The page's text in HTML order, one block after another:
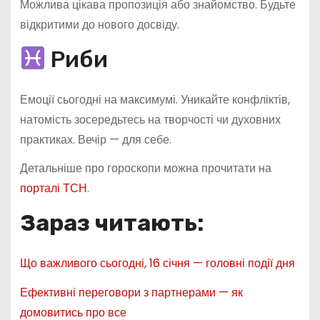
Можлива цікава пропозиція або знайомство. Будьте
відкритими до нового досвіду.
Риби
Емоції сьогодні на максимумі. Уникайте конфліктів,
натомість зосередьтесь на творчості чи духовних
практиках. Вечір — для себе.
Детальніше про гороскопи можна прочитати на
порталі ТСН.
Зараз читають:
Що важливого сьогодні, 16 січня — головні події дня
Ефективні переговори з партнерами — як
домовитись про все